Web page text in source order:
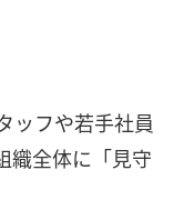
ッフや若手社員
織全体に「見守